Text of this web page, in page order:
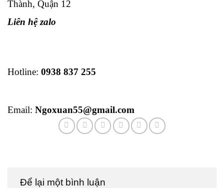
Thành, Quận 12
Liên hệ zalo
Hotline: 0938 837 255
Email: Ngoxuan55@gmail.com
Để lại một bình luận